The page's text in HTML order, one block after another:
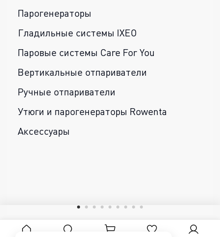
Парогенераторы
Гладильные системы IXEO
Паровые системы Care For You
Вертикальные отпариватели
Ручные отпариватели
Утюги и парогенераторы Rowenta
Аксессуары